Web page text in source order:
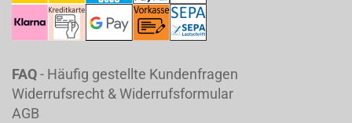
FAQ- Häufig gestellte Kundenfragen
Widerrufsrecht & Widerrufsformular
AGB